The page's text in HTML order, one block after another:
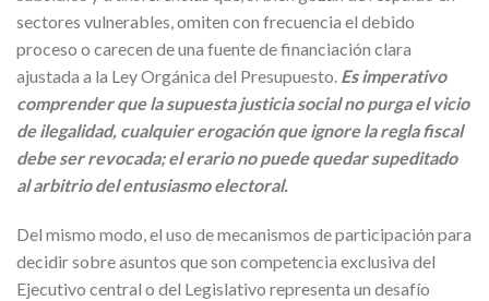
sectores vulnerables, omiten con frecuencia el debido
proceso o carecen de una fuente de financiación clara
ajustada a la Ley Orgánica del Presupuesto. Es imperativo
comprender que la supuesta justicia social no purga el vicio
de ilegalidad, cualquier erogación que ignore la regla fiscal
debe ser revocada; el erario no puede quedar supeditado
al arbitrio del entusiasmo electoral.
Del mismo modo, el uso de mecanismos de participación para
decidir sobre asuntos que son competencia exclusiva del
Ejecutivo central o del Legislativo representa un desafío